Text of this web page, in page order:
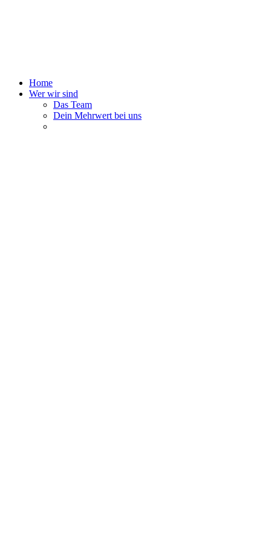
Home
Wer wir sind
Das Team
Dein Mehrwert bei uns